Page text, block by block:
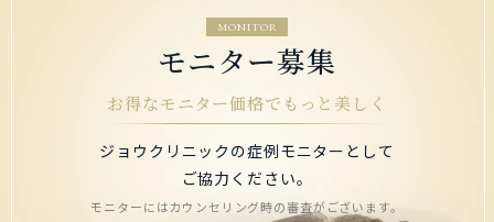
MONITOR
モニター募集
お得なモニター価格でもっと美しく
ジョウクリニックの症例モニターとして
ご協力ください。
モニターにはカウンセリング時の審査がございます。